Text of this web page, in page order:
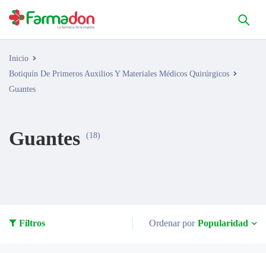
Inicio
Botiquín De Primeros Auxilios Y Materiales Médicos Quirúrgicos
Guantes
Guantes (18)
Filtros Ordenar por Popularidad